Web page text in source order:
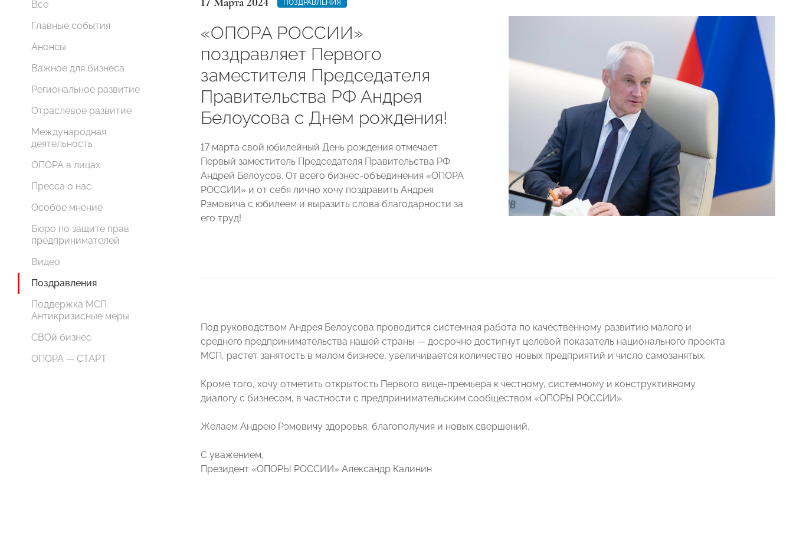
Все
Главные события
Анонсы
Важное для бизнеса
Региональное развитие
Отраслевое развитие
Международная
деятельность
ОПОРА в лицах
Пресса о нас
Особое мнение
Бюро по защите прав
предпринимателей
Видео
Поздравления
Поддержка МСП.
Антикризисные меры
СВОй бизнес
ОПОРА — СТАРТ
ПОЗДРАВЛЕНИЯ
«ОПОРА РОССИИ»
поздравляет Первого
заместителя Председателя
Правительства РФ Андрея
Белоусова с Днем рождения!
17 марта свой юбилейный День рождения отмечает
Первый заместитель Председателя Правительства РФ
Андрей Белоусов. От всего бизнес-объединения «ОПОРА
РОССИИ» и от себя лично хочу поздравить Андрея
Рэмовича с юбилеем и выразить слова благодарности за
его труд!
Под руководством Андрея Белоусова проводится системная работа по качественному развитию малого и
среднего предпринимательства нашей страны — досрочно достигнут целевой показатель национального проекта
МСП, растет занятость в малом бизнесе, увеличивается количество новых предприятий и число самозанятых.
Кроме того, хочу отметить открытость Первого вице-премьера к честному, системному и конструктивному
диалогу с бизнесом, в частности с предпринимательским сообществом «ОПОРЫ РОССИИ».
Желаем Андрею Рэмовичу здоровья, благополучия и новых свершений.
С уважением,
Президент «ОПОРЫ РОССИИ» Александр Калинин